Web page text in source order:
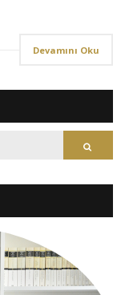
Devamını Oku